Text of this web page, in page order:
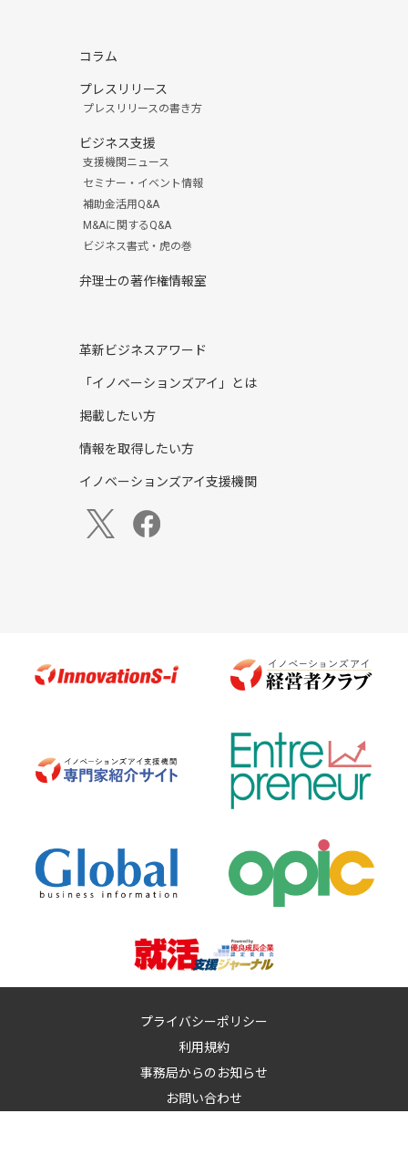
コラム
プレスリリース
プレスリリースの書き方
ビジネス支援
支援機関ニュース
セミナー・イベント情報
補助金活用Q&A
M&Aに関するQ&A
ビジネス書式・虎の巻
弁理士の著作権情報室
革新ビジネスアワード
「イノベーションズアイ」とは
掲載したい方
情報を取得したい方
イノベーションズアイ支援機関
プライバシーポリシー
利用規約
事務局からのお知らせ
お問い合わせ